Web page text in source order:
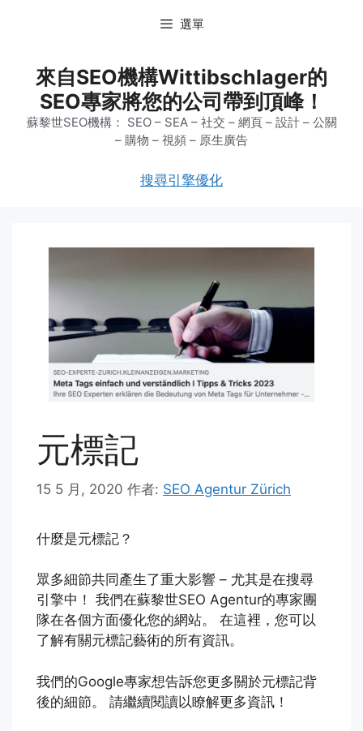
選單
來自SEO機構Wittibschlager的
SEO專家將您的公司帶到頂峰！
蘇黎世SEO機構： SEO – SEA – 社交 – 網頁 – 設計 – 公關
– 購物 – 視頻 – 原生廣告
搜尋引擎優化
元標記
15 5 月, 2020 作者: SEO Agentur Zürich
什麼是元標記？
眾多細節共同產生了重大影響 – 尤其是在搜尋
引擎中！ 我們在蘇黎世SEO Agentur的專家團
隊在各個方面優化您的網站。 在這裡，您可以
了解有關元標記藝術的所有資訊。
我們的Google專家想告訴您更多關於元標記背
後的細節。 請繼續閱讀以瞭解更多資訊！